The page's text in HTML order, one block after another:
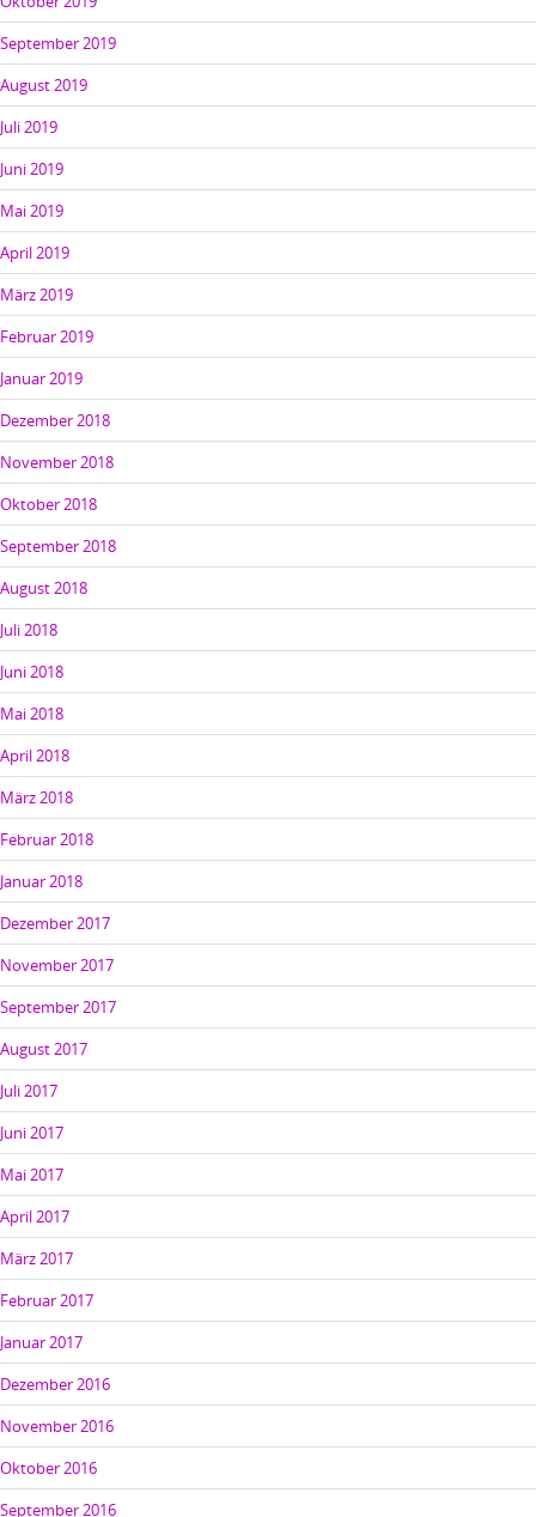
September 2019
August 2019
Juli 2019
Juni 2019
Mai 2019
April 2019
März 2019
Februar 2019
Januar 2019
Dezember 2018
November 2018
Oktober 2018
September 2018
August 2018
Juli 2018
Juni 2018
Mai 2018
April 2018
März 2018
Februar 2018
Januar 2018
Dezember 2017
November 2017
September 2017
August 2017
Juli 2017
Juni 2017
Mai 2017
April 2017
März 2017
Februar 2017
Januar 2017
Dezember 2016
November 2016
Oktober 2016
September 2016